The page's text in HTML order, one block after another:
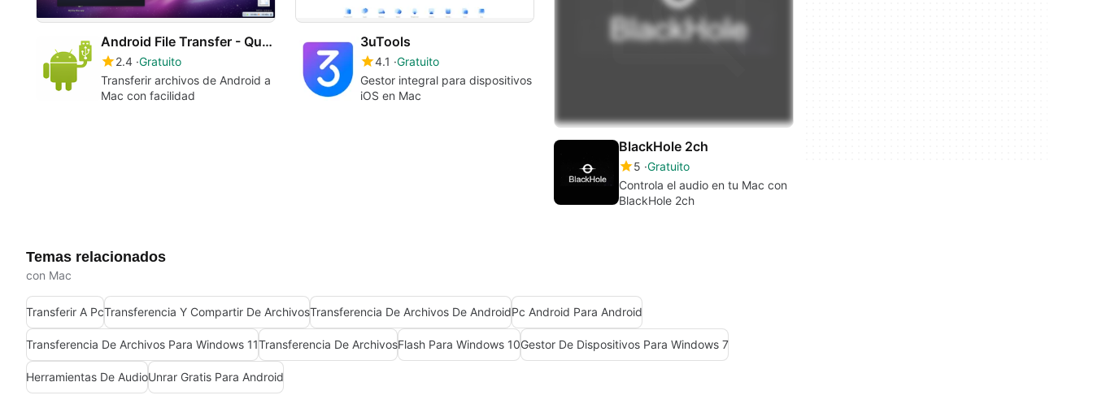
Android File Transfer - Quickshare
2.4 Gratuito
Transferir archivos de Android a
Mac con facilidad
3uTools
4.1 Gratuito
Gestor integral para dispositivos
iOS en Mac
BlackHole 2ch
5 Gratuito
Controla el audio en tu Mac con
BlackHole 2ch
Temas relacionados
con Mac
Transferir A PcTransferencia Y Compartir De ArchivosTransferencia De Archivos De AndroidPc Android Para Android
Transferencia De Archivos Para Windows 11Transferencia De ArchivosFlash Para Windows 10Gestor De Dispositivos Para Windows 7
Herramientas De AudioUnrar Gratis Para Android